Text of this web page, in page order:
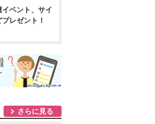
ベント、サイ
レゼント！
さらに見る